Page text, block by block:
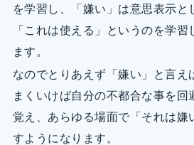
を学習し、「嫌い」は意思表示と
「これは使える」というのを学
ます。
なのでとりあえず「嫌い」と言え
まくいけば自分の不都合な事を回
覚え、あらゆる場面で「それは嫌
すようになります。